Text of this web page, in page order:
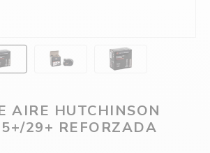
AIRE HUTCHINSON
29+ REFORZADA